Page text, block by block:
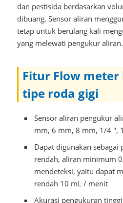
dan pestisida berdasarkan
dibuang. Sensor aliran
tetap untuk berulang kali
yang melewati pengukur aliran.
Fitur Flow meter
tipe roda gigi
Sensor aliran pengukur
mm, 6 mm, 8 mm, 1/4 ",
Dapat digunakan sebagai
rendah, aliran minimum
mendeteksi, yaitu dapat
rendah 10 mL / menit
Akurasi pengukuran